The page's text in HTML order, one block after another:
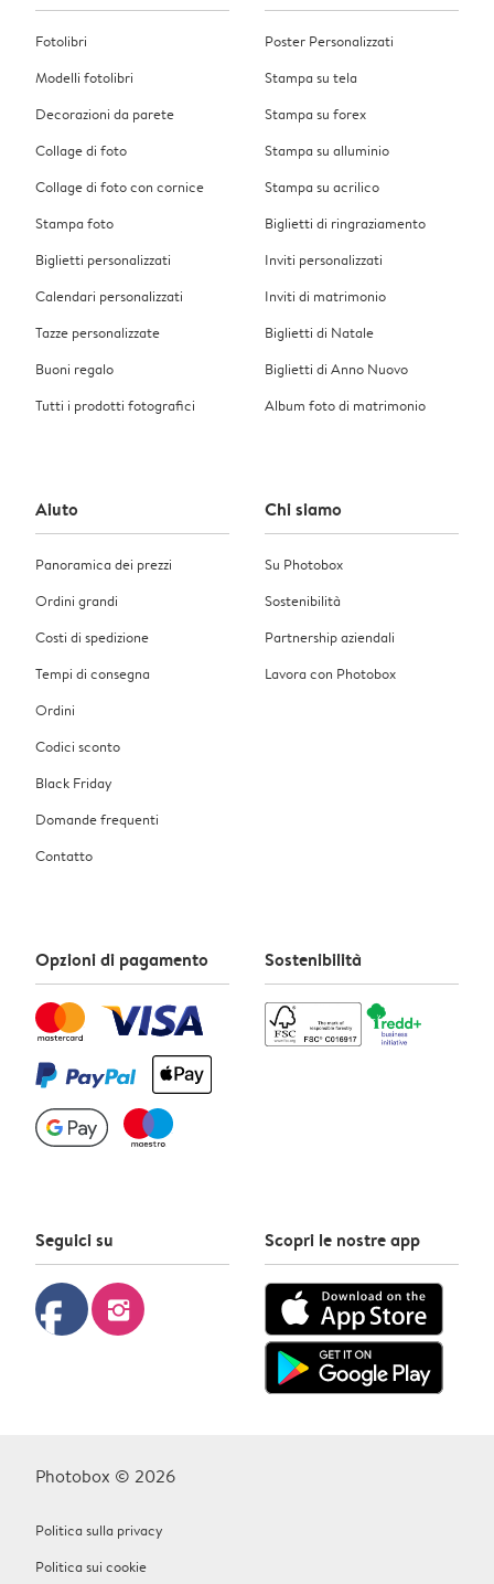
Fotolibri
Modelli fotolibri
Decorazioni da parete
Collage di foto
Collage di foto con cornice
Stampa foto
Biglietti personalizzati
Calendari personalizzati
Tazze personalizzate
Buoni regalo
Tutti i prodotti fotografici
Poster Personalizzati
Stampa su tela
Stampa su forex
Stampa su alluminio
Stampa su acrilico
Biglietti di ringraziamento
Inviti personalizzati
Inviti di matrimonio
Biglietti di Natale
Biglietti di Anno Nuovo
Album foto di matrimonio
Aiuto
Panoramica dei prezzi
Ordini grandi
Costi di spedizione
Tempi di consegna
Ordini
Codici sconto
Black Friday
Domande frequenti
Contatto
Chi siamo
Su Photobox
Sostenibilità
Partnership aziendali
Lavora con Photobox
Opzioni di pagamento Sostenibilità
Seguici su
facebook instagram
Scopri le nostre app
Photobox © 2026
Politica sulla privacy
Politica sui cookie